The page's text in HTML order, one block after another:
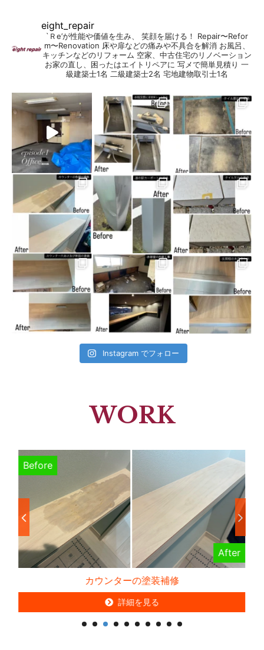
eight_repair
`Ｒe’が性能や価値を生み、 笑顔を届ける！
Repair〜Refor
m〜Renovation 床や扉などの痛みや不具合を解消 お風呂、
キッチンなどのリフォーム 空家、中古住宅のリノベーション
お家の直し、困ったはエイトリペアに 写メで簡単見積り 一
級建築士1名 二級建築士2名 宅地建物取引士1名
Instagram でフォロー
WORK
After